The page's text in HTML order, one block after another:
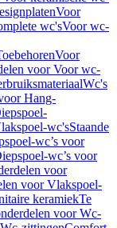
Voor
wc'sVoor wc-
Voor
voor Voor wc-
Wc's
Hang-
wc'sStaande
wc’s voor
wc’s voor
voor
voor Vlakspoel-
keramiekTe
voor Wc-